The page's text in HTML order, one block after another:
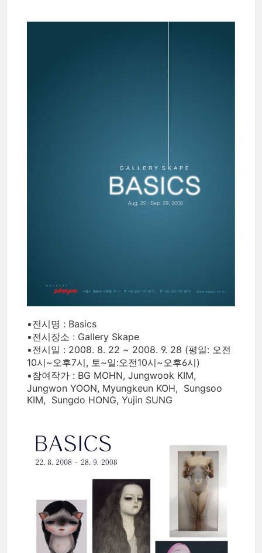
▪전시명 : Basics
▪전시장소 : Gallery Skape
▪전시일 : 2008. 8. 22 ~ 2008. 9. 28 (평일: 오전
10시~오후7시, 토~일:오전10시~오후6시)
▪참여작가 : BG MOHN, Jungwook KIM,
Jungwon YOON, Myungkeun KOH, Sungsoo
KIM, Sungdo HONG, Yujin SUNG